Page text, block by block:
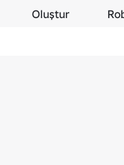
Oluştur